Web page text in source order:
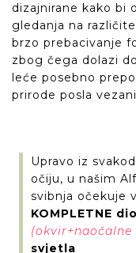
dizajnirane kako bi
gledanja na
brzo prebacivanje
zbog čega dolazi
leće posebno
prirode posla
Upravo iz
očiju, u našim
svibnja očekuje
KOMPLETNE
(okvir+naočalne
svjetla